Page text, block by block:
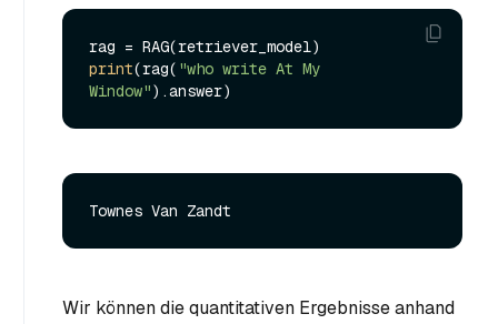
print(rag( "who write At My
Window"
Wir können die quantitativen Ergebnisse anhand